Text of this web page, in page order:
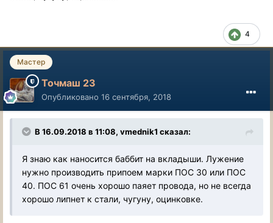
4
Мастер
Точмаш 23
Опубликовано 16 сентября, 2018
В 16.09.2018 в 11:08, vmednik1 сказал:
Я знаю как наносится баббит на вкладыши. Лужение
нужно производить припоем марки ПОС 30 или ПОС
40. ПОС 61 очень хорошо паяет провода, но не всегда
хорошо липнет к стали, чугуну, оцинковке.